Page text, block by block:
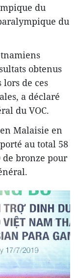
du
du
obtenus
de ces
a déclaré
du VOC.
Malaisie en
au total 58
bronze pour